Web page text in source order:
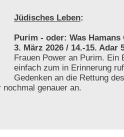
Jüdisches Leben:
Purim - oder: Was
3. März 2026 / 14.-15. Adar
Frauen Power an Purim.
einfach zum in Erinnerung
Gedenken an die Rettung
genauer an.